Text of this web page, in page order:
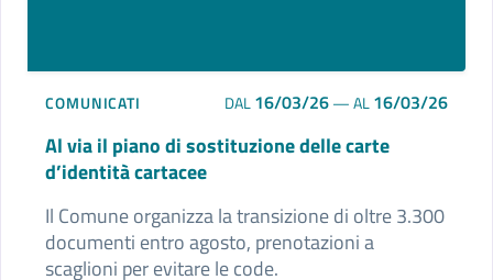
COMUNICATI DAL16/03/26—AL16/03/26
Al via il piano di sostituzione delle carte
d’identità cartacee
Il Comune organizza la transizione di oltre 3.300
documenti entro agosto, prenotazioni a
scaglioni per evitare le code.